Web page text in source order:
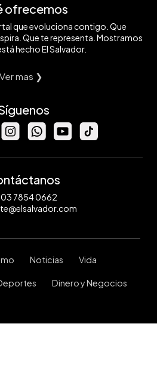
ofrecemos
que evoluciona contigo. Que
Que te representa. Mostramos
hecho El Salvador.
Ver mas ❯
7854 0662
Noticias Vida
Dinero y Negocios